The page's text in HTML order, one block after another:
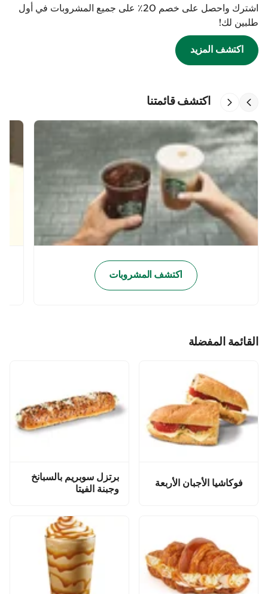
اشترك واحصل على خصم 20٪ على جميع المشروبات في أول
طلبين لك!
اكتشف المزيد
اكتشف قائمتنا
اكتشف المشروبات
القائمة المفضلة
فوكاشيا الأجبان الأربعة
برتزل سوبريم بالسبانخ
وجبنة الفيتا